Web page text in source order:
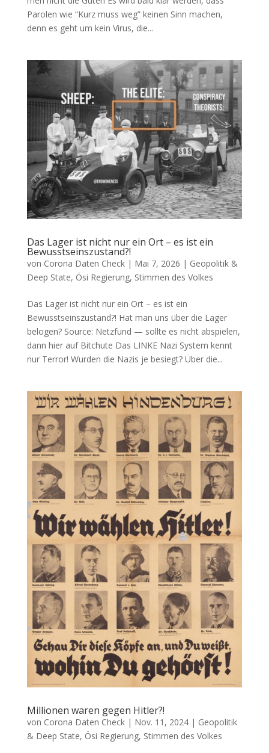
Paro­len wie “Kurz muss weg” kei­nen Sinn machen,
denn es geht um kein Virus, die...
Das Lager ist nicht nur ein Ort – es ist ein
Bewusstseinszustand?!
von Corona Daten Check| Mai 7, 2026 | Geopolitik &
Deep State, Ösi Regierung, Stimmen des Volkes
Das Lager ist nicht nur ein Ort – es ist ein
Bewusstseinszustand?! Hat man uns über die Lager
belogen? Source: Netz­fund — soll­te es nicht abspie­len,
dann hier auf Bitchute Das LINKE Nazi Sys­tem kennt
nur Terror! Wur­den die Nazis je besiegt? Über die...
Millionen waren gegen Hitler?!
von Corona Daten Check| Nov. 11, 2024| Geopolitik
& Deep State, Ösi Regierung, Stimmen des Volkes